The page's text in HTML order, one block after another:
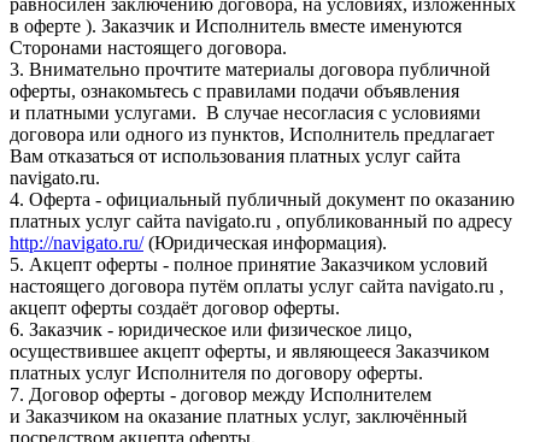
в оферте ). Заказчик и Исполнитель вместе именуются
Сторонами настоящего договора.
3. Внимательно прочтите материалы договора публичной
оферты, ознакомьтесь с правилами подачи объявления
и платными услугами. В случае несогласия с условиями
договора или одного из пунктов, Исполнитель предлагает
Вам отказаться от использования платных услуг сайта
navigato.ru.
4. Оферта - официальный публичный документ по оказанию
платных услуг сайта navigato.ru , опубликованный по адресу
http://navigato.ru/(Юридическая информация).
5. Акцепт оферты - полное принятие Заказчиком условий
настоящего договора путём оплаты услуг сайта navigato.ru ,
акцепт оферты создаёт договор оферты.
6. Заказчик - юридическое или физическое лицо,
осуществившее акцепт оферты, и являющееся Заказчиком
платных услуг Исполнителя по договору оферты.
7. Договор оферты - договор между Исполнителем
и Заказчиком на оказание платных услуг, заключённый
посредством акцепта оферты.